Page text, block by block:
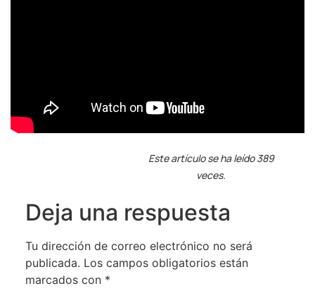
Este artículo se ha leído 389
veces.
Deja una respuesta
Tu dirección de correo electrónico no será
publicada. Los campos obligatorios están
marcados con *